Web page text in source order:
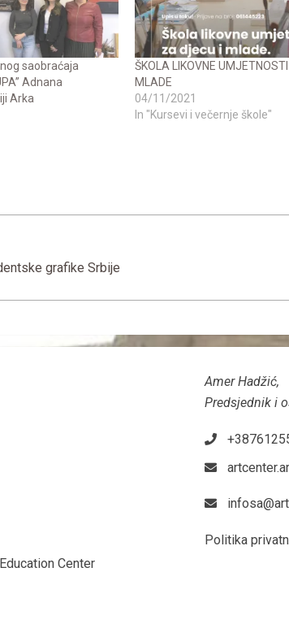
saobraćaja
Adnana
Arka
ŠKOLA LIKOVNE UMJETNOSTI
MLADE
04/11/2021
In "Kursevi i večernje škole"
grafike Srbije
Center
Amer Hadžić,
Predsjednik i
Politika